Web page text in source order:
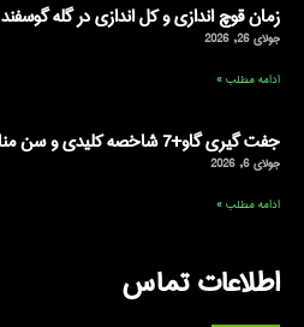
زمان قوچ اندازی و کل اندازی در گله گوسفند
جولای 26, 2026
ادامه مطلب »
جفت گیری گاو+7 شاخصه کلیدی و سن مناسب جفت گیری گاوها
جولای 6, 2026
ادامه مطلب »
اطلاعات تماس